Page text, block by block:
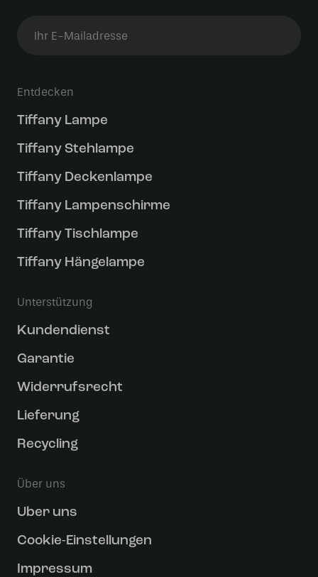
Entdecken
Tiffany Lampe
Tiffany Stehlampe
Tiffany Deckenlampe
Tiffany Lampenschirme
Tiffany Tischlampe
Tiffany Hängelampe
Unterstützung
Kundendienst
Garantie
Widerrufsrecht
Lieferung
Recycling
Über uns
Uber uns
Cookie-Einstellungen
Impressum